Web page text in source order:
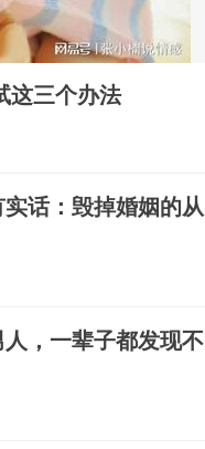
这三个办法
话：毁掉婚姻的从
，一辈子都发现不